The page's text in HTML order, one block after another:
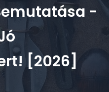
-
[2026]